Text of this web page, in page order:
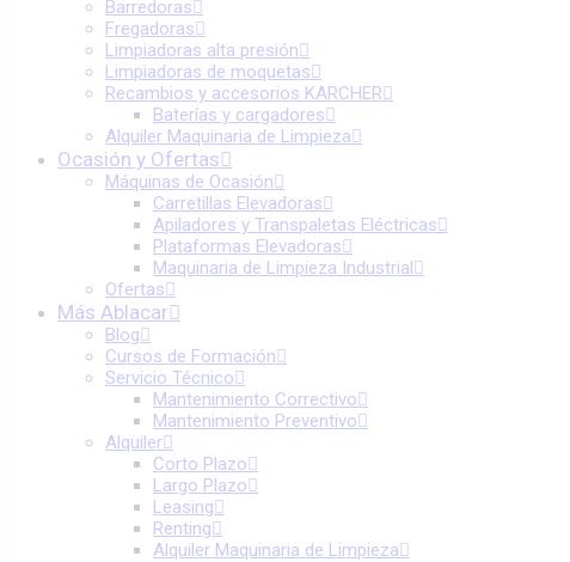
Barredoras
Fregadoras
Limpiadoras alta presión
Limpiadoras de moquetas
Recambios y accesorios KARCHER
Baterías y cargadores
Alquiler Maquinaria de Limpieza
Ocasión y Ofertas
Máquinas de Ocasión
Carretillas Elevadoras
Apiladores y Transpaletas Eléctricas
Plataformas Elevadoras
Maquinaria de Limpieza Industrial
Ofertas
Más Ablacar
Blog
Cursos de Formación
Servicio Técnico
Mantenimiento Correctivo
Mantenimiento Preventivo
Alquiler
Corto Plazo
Largo Plazo
Leasing
Renting
Alquiler Maquinaria de Limpieza